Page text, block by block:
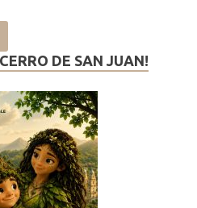
DE SAN JUAN!